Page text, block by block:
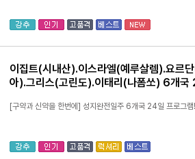
이집트(시내산).이스라엘(예루살렘).요르
아).그리스(고린도).이태리(나폼쏘) 6개
[구약과 신약을 한번에] 성지완전일주 6개국 24일 프로그램!